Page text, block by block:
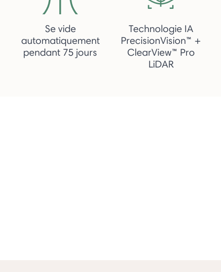
Se vide
automatiquement
pendant 75 jours
Technologie IA
PrecisionVision™ +
ClearView™ Pro
LiDAR